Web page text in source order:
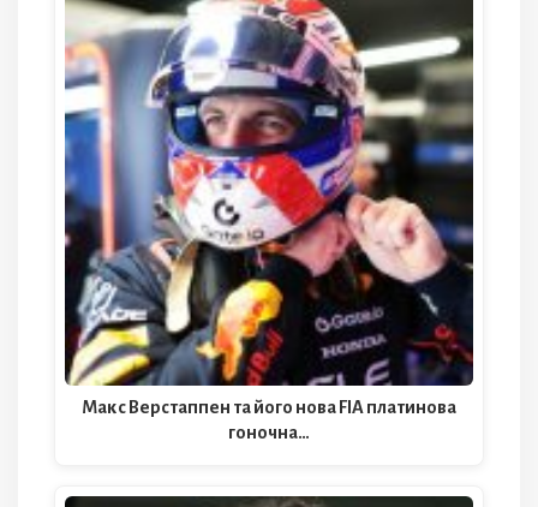
Макс Верстаппен та його нова FIA платинова
гоночна…